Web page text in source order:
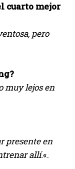
cuarto mejor
pero
muy lejos en
presente en
allí.«.